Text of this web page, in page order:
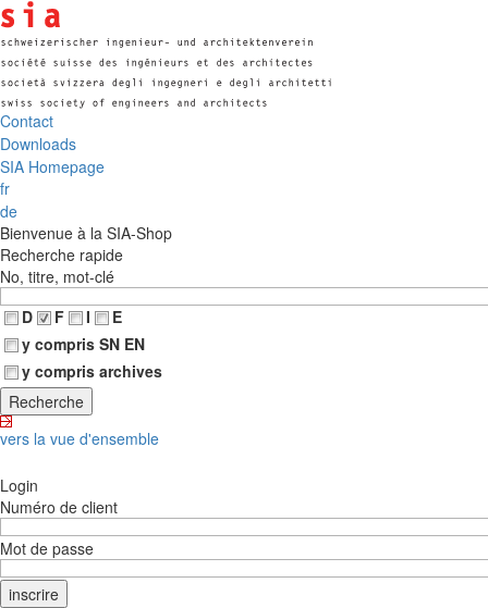
Contact
Downloads
SIA Homepage
fr
de
Bienvenue à la SIA-Shop
Recherche rapide
No, titre, mot-clé
D
F I
E
y compris SN EN
y compris archives
vers la vue d'ensemble
Login
Numéro de client
Mot de passe